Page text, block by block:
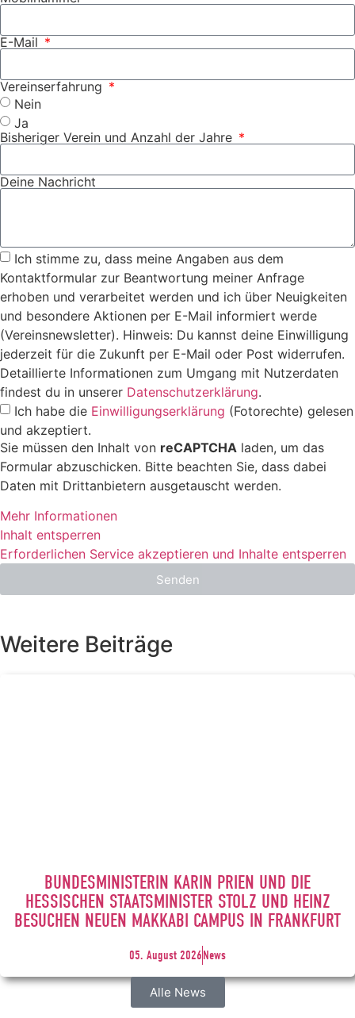
E-Mail
Vereinserfahrung
Nein
Ja
Bisheriger Verein und Anzahl der Jahre
Deine Nachricht
Ich stimme zu, dass meine Angaben aus dem
Kontaktformular zur Beantwortung meiner Anfrage
erhoben und verarbeitet werden und ich über Neuigkeiten
und besondere Aktionen per E-Mail informiert werde
(Vereinsnewsletter). Hinweis: Du kannst deine Einwilligung
jederzeit für die Zukunft per E-Mail oder Post widerrufen.
Detaillierte Informationen zum Umgang mit Nutzerdaten
findest du in unserer Datenschutzerklärung.
Ich habe die Einwilligungserklärung (Fotorechte) gelesen
und akzeptiert.
Sie müssen den Inhalt von reCAPTCHA laden, um das
Formular abzuschicken. Bitte beachten Sie, dass dabei
Daten mit Drittanbietern ausgetauscht werden.
Mehr Informationen
Inhalt entsperren
Erforderlichen Service akzeptieren und Inhalte entsperren
Senden
Weitere Beiträge
BUNDESMINISTERIN KARIN PRIEN UND DIE
HESSISCHEN STAATSMINISTER STOLZ UND HEINZ
BESUCHEN NEUEN MAKKABI CAMPUS IN FRANKFURT
05. August 2026News
Alle News